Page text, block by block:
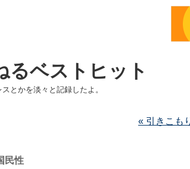
るベストヒット
とかを淡々と記録したよ。
« 引きこも
民性